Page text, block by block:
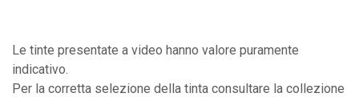
Le tinte presentate a video hanno valore puramente
indicativo.
Per la corretta selezione della tinta consultare la collezione